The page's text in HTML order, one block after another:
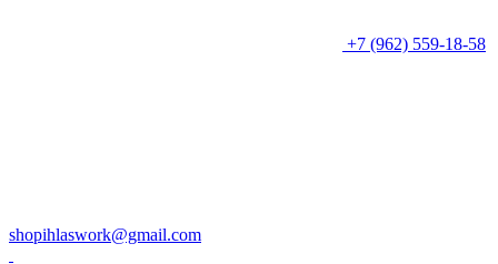
+7 (962) 559-18-58
shopihlaswork@gmail.com